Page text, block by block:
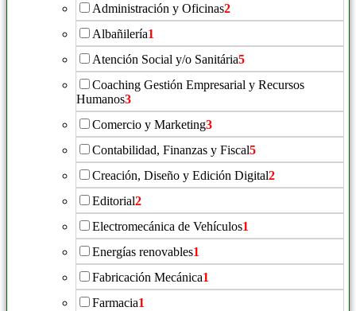
Administración y Oficinas2
Albañilería1
Atención Social y/o Sanitária5
Coaching Gestión Empresarial y Recursos
Humanos3
Comercio y Marketing3
Contabilidad, Finanzas y Fiscal5
Creación, Diseño y Edición Digital2
Editorial2
Electromecánica de Vehículos1
Energías renovables1
Fabricación Mecánica1
Farmacia1